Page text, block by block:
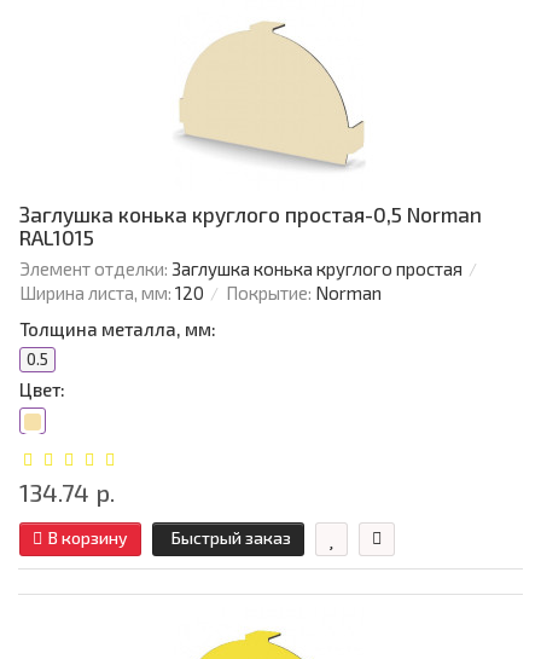
Заглушка конька круглого простая-0,5 Norman
RAL1015
Элемент отделки: Заглушка конька круглого простая
Ширина листа, мм: 120 Покрытие: Norman
Толщина металла, мм:
0.5
Цвет:
134.74 р.
В корзину Быстрый заказ